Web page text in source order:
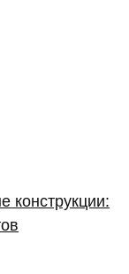
конструкции: